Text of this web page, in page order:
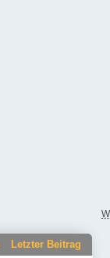
Letzter Beitrag